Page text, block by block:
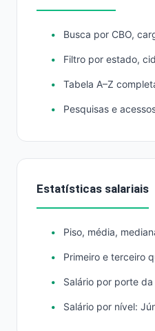
Busca por CBO,
Filtro por estado,
Tabela A–Z
Pesquisas e
Estatísticas salariais
Piso, média,
Primeiro e terceiro
Salário por porte
Salário por nível: